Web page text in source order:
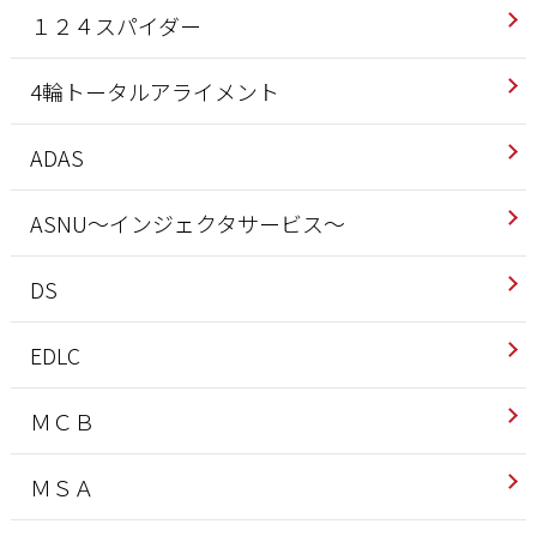
１２４スパイダー
4輪トータルアライメント
ADAS
ASNU～インジェクタサービス～
DS
EDLC
ＭＣＢ
ＭＳＡ